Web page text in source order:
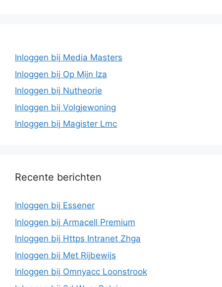
Inloggen bij Media Masters
Inloggen bij Op Mijn Iza
Inloggen bij Nutheorie
Inloggen bij Volgjewoning
Inloggen bij Magister Lmc
Recente berichten
Inloggen bij Essener
Inloggen bij Armacell Premium
Inloggen bij Https Intranet Zhga
Inloggen bij Met Rijbewijs
Inloggen bij Omnyacc Loonstrook